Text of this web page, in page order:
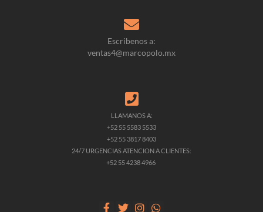
Escribenos a:
ventas4@marcopolo.mx
LLAMANOS A:
+52 55 5583 5533
+52 55 3817 8403
24/7 URGENCIAS ATENCION A CLIENTES:
+52 55 4238 4966